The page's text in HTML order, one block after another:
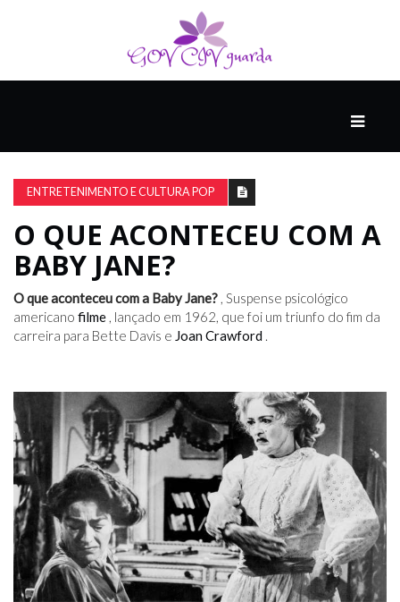
DO
THINK
COMPANHEIRO
COMEÇA
ENTRETENIMENTO E CULTURA POP
O QUE ACONTECEU COM A
BABY JANE?
O que aconteceu com a Baby Jane? , Suspense psicológico
americano filme , lançado em 1962, que foi um triunfo do fim da
carreira para Bette Davis e Joan Crawford .